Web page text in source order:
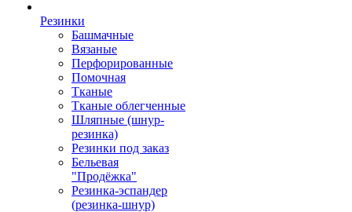
Резинки
Башмачные
Вязаные
Перфорированные
Помочная
Тканые
Тканые облегченные
Шляпные (шнур-
резинка)
Резинки под заказ
Бельевая
"Продёжка"
Резинка-эспандер
(резинка-шнур)